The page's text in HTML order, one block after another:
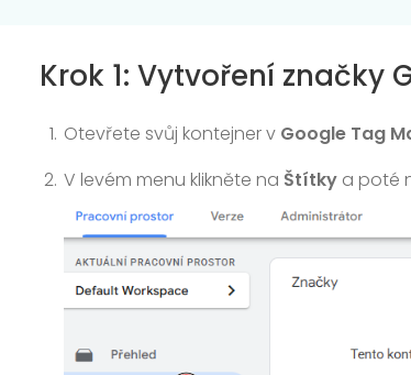
Krok 1: Vytvoření
Otevřete svůj kontejner v Google Tag
V levém menu klikněte na Štítky a poté